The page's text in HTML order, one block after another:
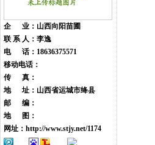
企 业：山西向阳苗圃
联 系 人：李逸
电 话：18636375571
移动电话：
传 真：
地 址：山西省运城市绛县
邮 编：
地 图：
网址： http://www.stjy.net/1174